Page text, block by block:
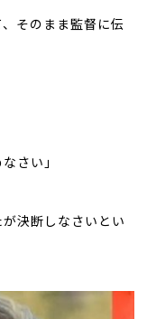
そのまま監督に伝
さい」
決断しなさいとい